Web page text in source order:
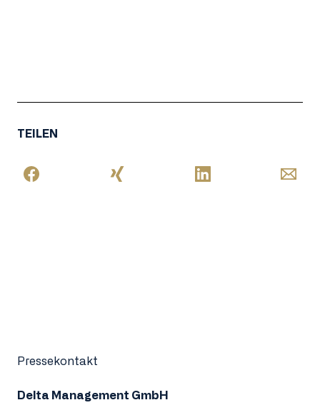
TEILEN
Pressekontakt
Delta Management GmbH